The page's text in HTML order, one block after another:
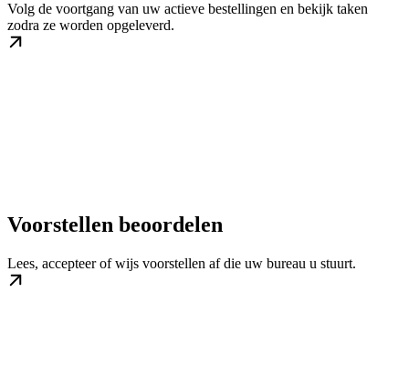
Volg de voortgang van uw actieve bestellingen en bekijk taken
zodra ze worden opgeleverd.
Voorstellen beoordelen
Lees, accepteer of wijs voorstellen af die uw bureau u stuurt.